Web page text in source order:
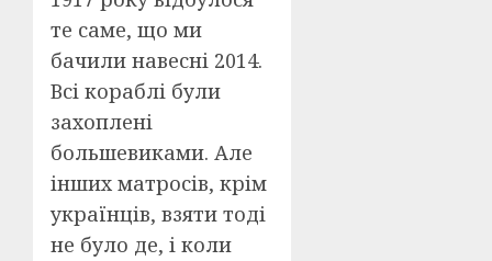
те саме, що ми
бачили навесні 2014.
Всі кораблі були
захоплені
большевиками. Але
інших матросів, крім
українців, взяти тоді
не було де, і коли